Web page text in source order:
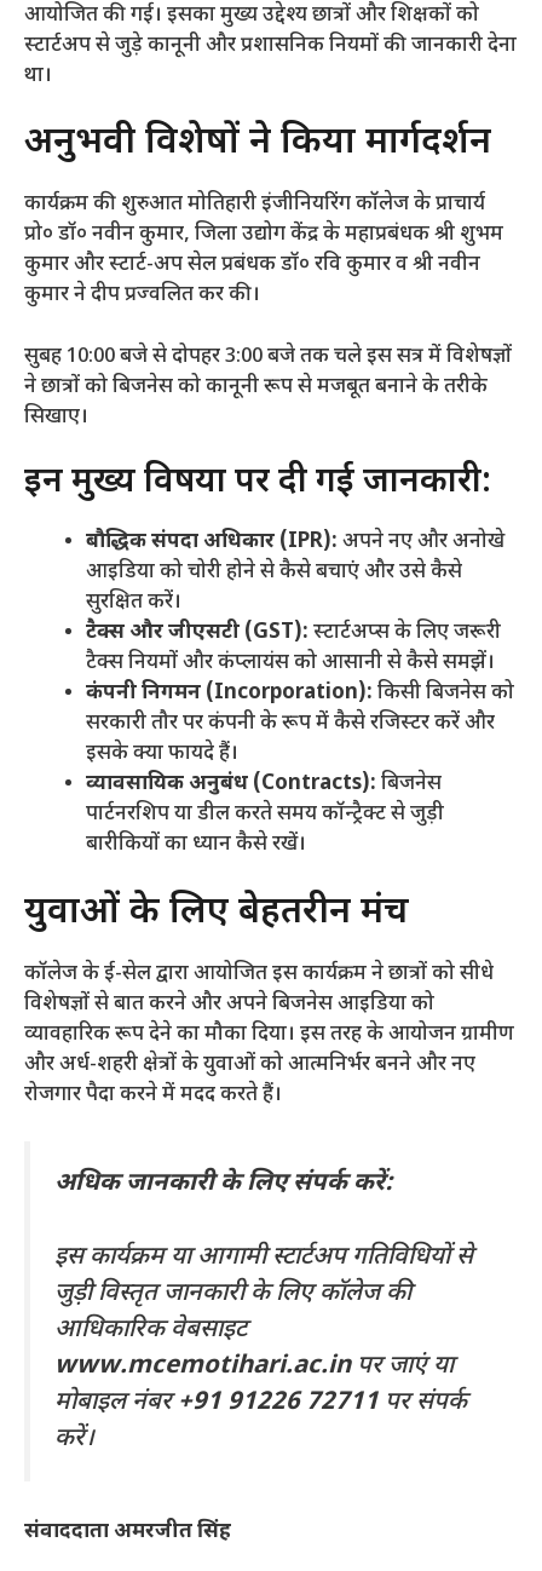
आयोजित की गई। इसका मुख्य उद्देश्य छात्रों और शिक्षकों को
स्टार्टअप से जुड़े कानूनी और प्रशासनिक नियमों की जानकारी देना
था।
​अनुभवी विशेषज्ञों ने किया मार्गदर्शन
​कार्यक्रम की शुरुआत मोतिहारी इंजीनियरिंग कॉलेज के प्राचार्य
प्रो० डॉ० नवीन कुमार, जिला उद्योग केंद्र के महाप्रबंधक श्री शुभम
कुमार और स्टार्ट-अप सेल प्रबंधक डॉ० रवि कुमार व श्री नवीन
कुमार ने दीप प्रज्वलित कर की।
​सुबह 10:00 बजे से दोपहर 3:00 बजे तक चले इस सत्र में विशेषज्ञों
ने छात्रों को बिजनेस को कानूनी रूप से मजबूत बनाने के तरीके
सिखाए।
​इन मुख्य विषयों पर दी गई जानकारी:
बौद्धिक संपदा अधिकार (IPR): अपने नए और अनोखे
आइडिया को चोरी होने से कैसे बचाएं और उसे कैसे
सुरक्षित करें।
टैक्स और जीएसटी (GST): स्टार्टअप्स के लिए जरूरी
टैक्स नियमों और कंप्लायंस को आसानी से कैसे समझें।
कंपनी निगमन (Incorporation): किसी बिजनेस को
सरकारी तौर पर कंपनी के रूप में कैसे रजिस्टर करें और
इसके क्या फायदे हैं।
व्यावसायिक अनुबंध (Contracts): बिजनेस
पार्टनरशिप या डील करते समय कॉन्ट्रैक्ट से जुड़ी
बारीकियों का ध्यान कैसे रखें।
​युवाओं के लिए बेहतरीन मंच
​कॉलेज के ई-सेल द्वारा आयोजित इस कार्यक्रम ने छात्रों को सीधे
विशेषज्ञों से बात करने और अपने बिजनेस आइडिया को
व्यावहारिक रूप देने का मौका दिया। इस तरह के आयोजन ग्रामीण
और अर्ध-शहरी क्षेत्रों के युवाओं को आत्मनिर्भर बनने और नए
रोजगार पैदा करने में मदद करते हैं।
अधिक जानकारी के लिए संपर्क करें:
इस कार्यक्रम या आगामी स्टार्टअप गतिविधियों से
जुड़ी विस्तृत जानकारी के लिए कॉलेज की
आधिकारिक वेबसाइट
www.mcemotihari.ac.inपर जाएं या
मोबाइल नंबर+91 91226 72711 पर संपर्क
करें।
संवाददाता अमरजीत सिंह